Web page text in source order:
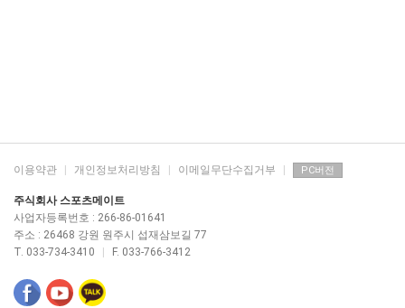
이용약관 개인정보처리방침 이메일무단수집거부 PC버전
주식회사 스포츠메이트
사업자등록번호 : 266-86-01641
주소 : 26468 강원 원주시 섭재삼보길 77
T. 033-734-3410
F. 033-766-3412